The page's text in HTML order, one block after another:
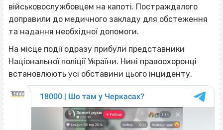
військовослужбовцем на капоті. Постраждалого
доправили до медичного закладу для обстеження
та надання необхідної допомоги.
На місце події одразу прибули представники
Національної поліції України. Нині правоохоронці
встановлюють усі обставини цього інциденту.